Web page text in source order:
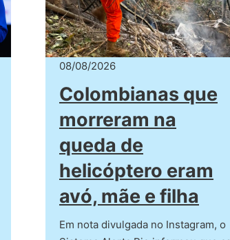
08/08/2026
Colombianas que
morreram na
queda de
helicóptero eram
avó, mãe e filha
Em nota divulgada no Instagram, o